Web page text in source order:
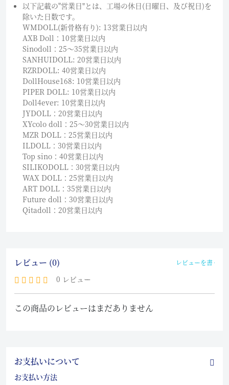
以下記載の"営業日"とは、工場の休日(日曜日、及び祝日)を
除いた日数です。
WMDOLL(新骨格有り): 13営業日以内
AXB Doll：10営業日以内
Sinodoll：25〜35営業日以内
SANHUIDOLL: 20営業日以内
RZRDOLL: 40営業日以内
DollHouse168: 10営業日以内
PIPER DOLL: 10営業日以内
Doll4ever: 10営業日以内
JYDOLL：20営業日以内
XYcolo doll：25〜30営業日以内
MZR DOLL：25営業日以内
ILDOLL：30営業日以内
Top sino：40営業日以内
SILIKODOLL：30営業日以内
WAX DOLL：25営業日以内
ART DOLL：35営業日以内
Future doll：30営業日以内
Qitadoll：20営業日以内
レビュー (0) レビューを書く
0 レビュー
この商品のレビューはまだありません
お支払いについて
お支払い方法